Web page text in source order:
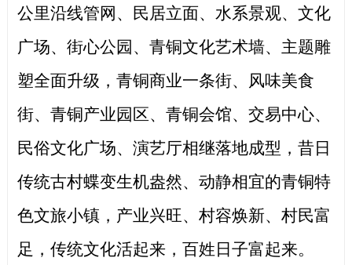
公里沿线管网、民居立面、水系景观、文化
广场、街心公园、青铜文化艺术墙、主题雕
塑全面升级，青铜商业一条街、风味美食
街、青铜产业园区、青铜会馆、交易中心、
民俗文化广场、演艺厅相继落地成型，昔日
传统古村蝶变生机盎然、动静相宜的青铜特
色文旅小镇，产业兴旺、村容焕新、村民富
足，传统文化活起来，百姓日子富起来。